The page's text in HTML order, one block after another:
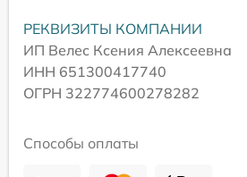
РЕКВИЗИТЫ КОМПАНИИ
ИП Велес Ксения Алексеевна
ИНН 651300417740
ОГРН 322774600278282
Способы оплаты